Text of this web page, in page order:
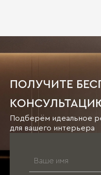
ПОЛУЧИТЕ
Подберём идеальное
для вашего интерьера